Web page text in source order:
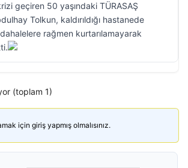
geçiren 50 yaşındaki TÜRASAŞ
Tolkun, kaldırıldığı hastanede
rağmen kurtarılamayarak
(toplam 1)
için giriş yapmış olmalısınız.